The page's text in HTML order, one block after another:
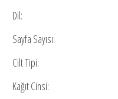
Dil:
Sayfa Sayısı:
Cilt Tipi:
Kağıt Cinsi: